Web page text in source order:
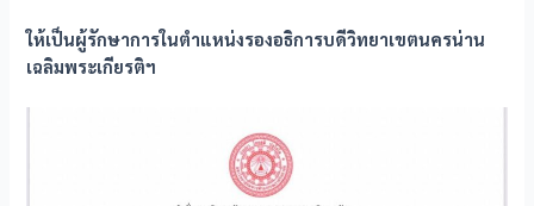
ให้เป็นผู้รักษาการในตำแหน่งรองอธิการบดีวิทยาเขตนครน่าน
เฉลิมพระเกียรติฯ